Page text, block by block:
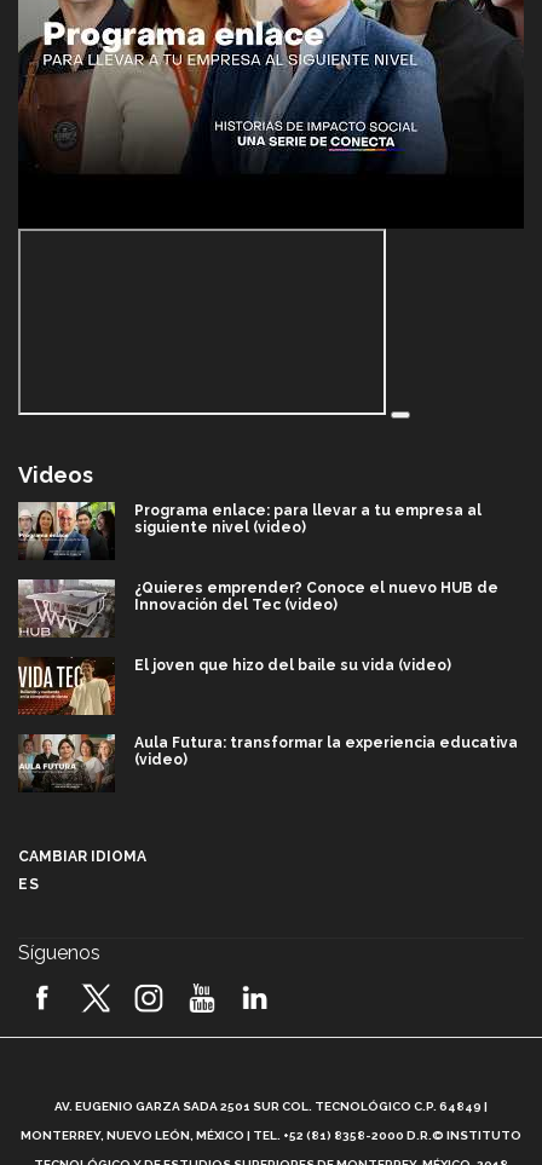
Videos
Programa enlace: para llevar a tu empresa al
siguiente nivel (video)
¿Quieres emprender? Conoce el nuevo HUB de
Innovación del Tec (video)
El joven que hizo del baile su vida (video)
Aula Futura: transformar la experiencia educativa
(video)
2026! (video)
¿Cómo es el Modelo Educativo Tec? (video)
CAMBIAR IDIOMA
ES
Síguenos
AV. EUGENIO GARZA SADA 2501 SUR COL. TECNOLÓGICO C.P. 64849 |
MONTERREY, NUEVO LEÓN, MÉXICO | TEL. +52 (81) 8358-2000 D.R.© INSTITUTO